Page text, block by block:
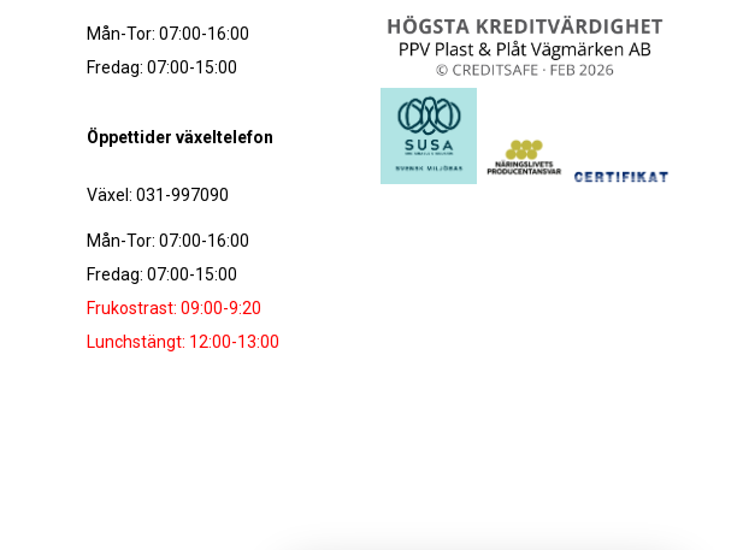
Mån-Tor: 07:00-16:00
Fredag: 07:00-15:00
Öppettider växeltelefon
Växel: 031-997090
Mån-Tor: 07:00-16:00
Fredag: 07:00-15:00
Frukostrast: 09:00-9:20
Lunchstängt: 12:00-13:00